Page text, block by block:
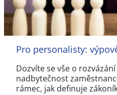
Pro personalisty:
Dozvíte se vše o
nadbytečnost
rámec, jak definuje